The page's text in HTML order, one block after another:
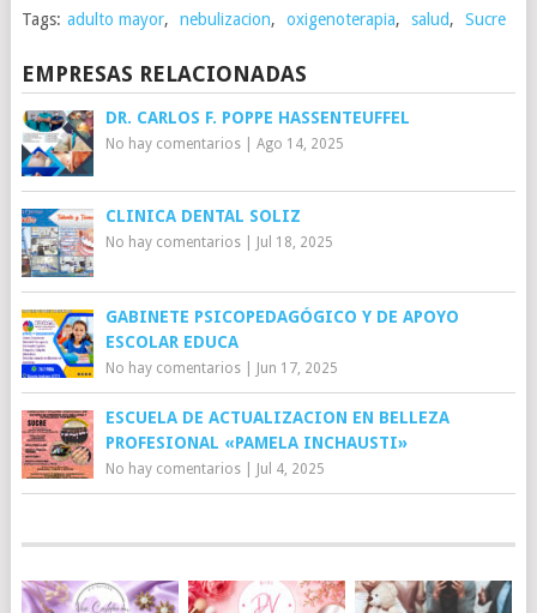
Tags: adulto mayor, nebulizacion, oxigenoterapia, salud, Sucre
EMPRESAS RELACIONADAS
DR. CARLOS F. POPPE HASSENTEUFFEL
No hay comentarios| Ago 14, 2025
CLINICA DENTAL SOLIZ
No hay comentarios| Jul 18, 2025
GABINETE PSICOPEDAGÓGICO Y DE APOYO
ESCOLAR EDUCA
No hay comentarios| Jun 17, 2025
ESCUELA DE ACTUALIZACION EN BELLEZA
PROFESIONAL «PAMELA INCHAUSTI»
No hay comentarios| Jul 4, 2025